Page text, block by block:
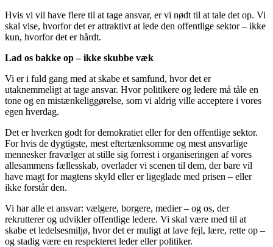
Hvis vi vil have flere til at tage ansvar, er vi nødt til at tale det op. Vi
skal vise, hvorfor det er attraktivt at lede den offentlige sektor – ikke
kun, hvorfor det er hårdt.
Lad os bakke op – ikke skubbe væk
Vi er i fuld gang med at skabe et samfund, hvor det er
utaknemmeligt at tage ansvar. Hvor politikere og ledere må tåle en
tone og en mistænkeliggørelse, som vi aldrig ville acceptere i vores
egen hverdag.
Det er hverken godt for demokratiet eller for den offentlige sektor.
For hvis de dygtigste, mest eftertænksomme og mest ansvarlige
mennesker fravælger at stille sig forrest i organiseringen af vores
allesammens fællesskab, overlader vi scenen til dem, der bare vil
have magt for magtens skyld eller er ligeglade med prisen – eller
ikke forstår den.
Vi har alle et ansvar: vælgere, borgere, medier – og os, der
rekrutterer og udvikler offentlige ledere. Vi skal være med til at
skabe et ledelsesmiljø, hvor det er muligt at lave fejl, lære, rette op –
og stadig være en respekteret leder eller politiker.